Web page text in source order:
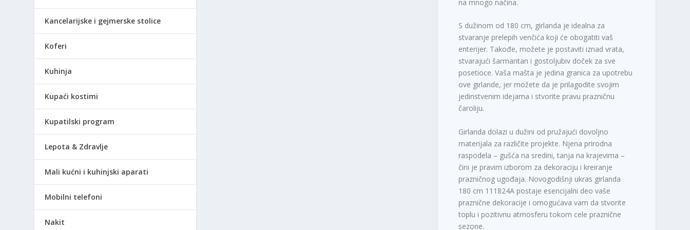
na mnogo načina.
S dužinom od 180 cm, girlanda je idealna za
stvaranje prelepih venčića koji će obogatiti vaš
enterijer. Takođe, možete je postaviti iznad vrata,
stvarajući šarmantan i gostoljubiv doček za sve
posetioce. Vaša mašta je jedina granica za upotrebu
ove girlande, jer možete da je prilagodite svojim
jedinstvenim idejama i stvorite pravu prazničnu
čaroliju.
Girlanda dolazi u dužini od pružajući dovoljno
materijala za različite projekte. Njena prirodna
raspodela – gušća na sredini, tanja na krajevima –
čini je pravim izborom za dekoraciju i kreiranje
prazničnog ugođaja. Novogodišnji ukras girlanda
180 cm 111824A postaje esencijalni deo vaše
praznične dekoracije i omogućava vam da stvorite
toplu i pozitivnu atmosferu tokom cele praznične
sezone.
Kancelarijske i gejmerske stolice
Koferi
Kuhinja
Kupaći kostimi
Kupatilski program
Lepota & Zdravlje
Mali kućni i kuhinjski aparati
Mobilni telefoni
Nakit